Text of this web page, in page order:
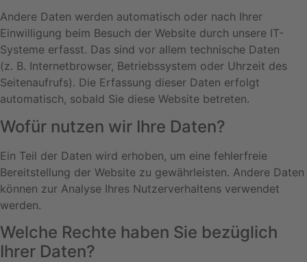
Andere Daten werden automatisch oder nach Ihrer
Einwilligung beim Besuch der Website durch unsere IT-
Systeme erfasst. Das sind vor allem technische Daten
(z. B. Internetbrowser, Betriebssystem oder Uhrzeit des
Seitenaufrufs). Die Erfassung dieser Daten erfolgt
automatisch, sobald Sie diese Website betreten.
Wofür nutzen wir Ihre Daten?
Ein Teil der Daten wird erhoben, um eine fehlerfreie
Bereitstellung der Website zu gewährleisten. Andere Daten
können zur Analyse Ihres Nutzerverhaltens verwendet
werden.
Welche Rechte haben Sie bezüglich
Ihrer Daten?